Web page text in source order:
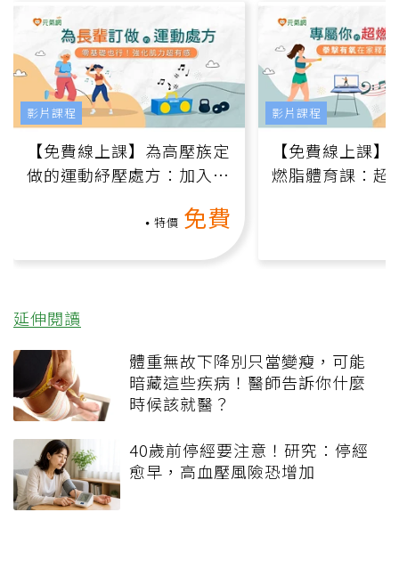
【免費線上課】為高壓族定
做的運動紓壓處方：加入行
特價 免費
影片課程
【免費線上課
燃脂體育課：超
影片課程
延伸閱讀
體重無故下降別只當變瘦，可能
暗藏這些疾病！醫師告訴你什麼
時候該就醫？
40歲前停經要注意！研究：停經
愈早，高血壓風險恐增加